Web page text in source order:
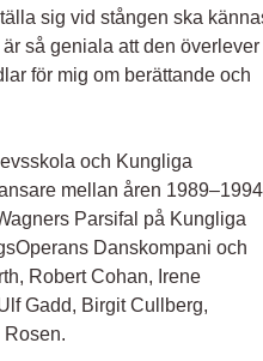
sig vid stången ska
så geniala att den överlever
för mig om berättande och
och Kungliga
mellan åren 1989–1994
Parsifal på Kungliga
Danskompani och
Robert Cohan, Irene
Gadd, Birgit Cullberg,